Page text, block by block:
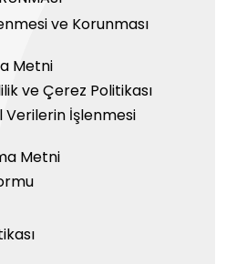
ve Korunması
Metni
ve Çerez Politikası
Verilerin İşlenmesi
Metni